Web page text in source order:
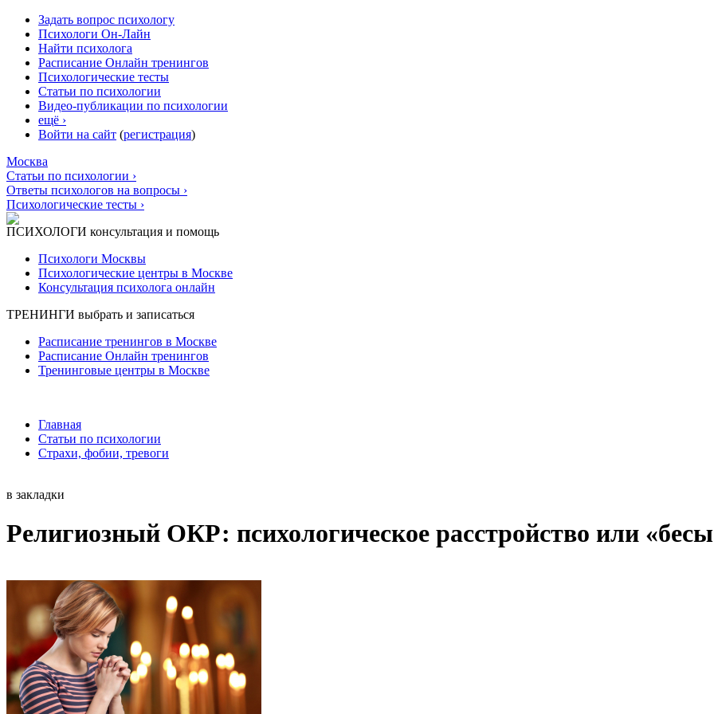
Задать вопрос психологу
Психологи Он-Лайн
Найти психолога
Расписание Онлайн тренингов
Психологические тесты
Статьи по психологии
Видео-публикации по психологии
ещё ›
Войти на сайт (регистрация)
Москва
Статьи по психологии ›
Ответы психологов на вопросы ›
Психологические тесты ›
ПСИХОЛОГИ консультация и помощь
Психологи Москвы
Психологические центры в Москве
Консультация психолога онлайн
ТРЕНИНГИ выбрать и записаться
Расписание тренингов в Москве
Расписание Онлайн тренингов
Тренинговые центры в Москве
Главная
Статьи по психологии
Страхи, фобии, тревоги
в закладки
Религиозный ОКР: психологическое расстройство или